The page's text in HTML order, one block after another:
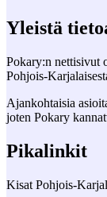
Yleistä
Pokary:n nettisivut
Pohjois-
Ajankohtaisia
joten Pokary
Pikalinkit
Kisat Pohjois-